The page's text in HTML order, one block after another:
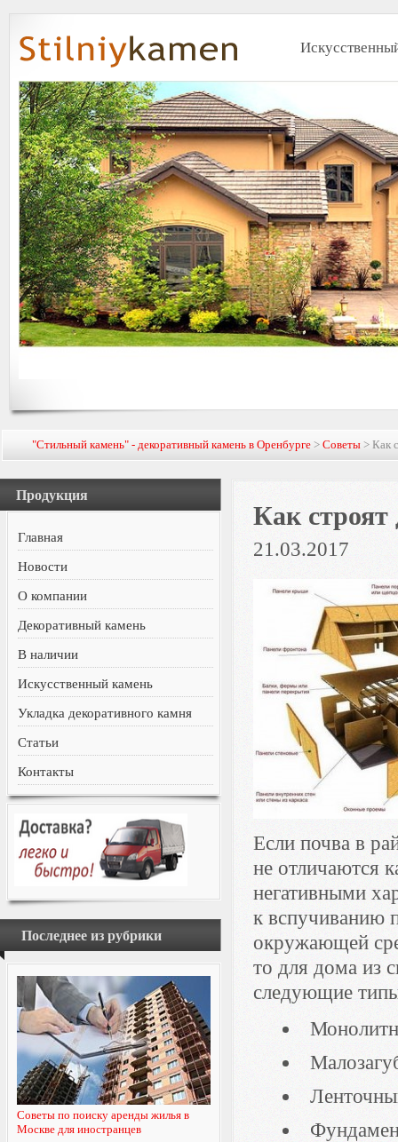
"Стильный камень" - декоративный камень в Оренбурге >Советы > Как
Продукция
Главная
Новости
О компании
Декоративный камень
В наличии
Искусственный камень
Укладка декоративного камня
Статьи
Контакты
Последнее из рубрики
Советы по поиску аренды жилья в
Москве для иностранцев
Как строят
21.03.2017
Если почва в
не отличаются
негативными
к вспучиванию
окружающей
то для дома из
следующие